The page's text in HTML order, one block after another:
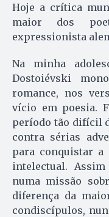
Hoje a crítica
maior dos
expressionista
Na minha
Dostoiévski
romance, nos
vício em poesia.
período tão difícil
contra sérias
para conquistar a
intelectual.
numa missão
diferença da
condiscípulos,